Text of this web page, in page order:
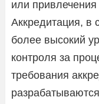
или привлечения
Аккредитация, в
более высокий
контроля за
требования